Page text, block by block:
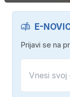
E-
Prijavi se na